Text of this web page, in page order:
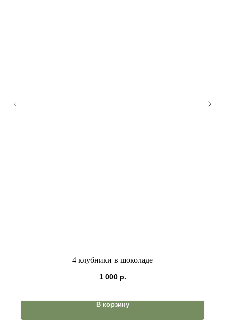
4 клубники в шоколаде
1 000 р.
В корзину